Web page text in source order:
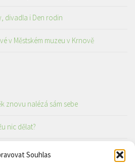
Souhlas
divadla i Den rodin
v Městském muzeu v Krnově
znovu nalézá sám sebe
nic dělat?
ze siročince v Africe